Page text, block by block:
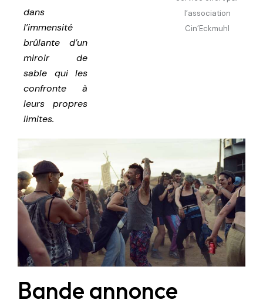
dans
l’immensité
brûlante d’un
miroir de
sable qui les
confronte à
leurs propres
limites.
l’association
Cin’Eckmuhl
Bande annonce